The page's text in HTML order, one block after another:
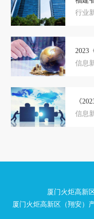
行业
信息
信息
厦门火炬高新
厦门火炬高新区（翔安）